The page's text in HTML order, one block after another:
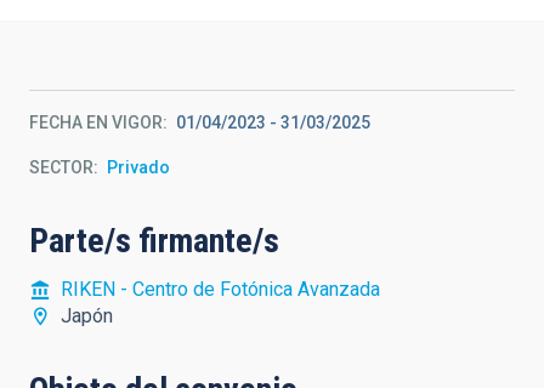
FECHA EN VIGOR 01/04/2023 - 31/03/2025
SECTOR Privado
Parte/s firmante/s
RIKEN - Centro de Fotónica Avanzada
Japón